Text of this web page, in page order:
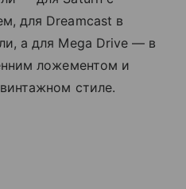
для Dreamcast в
а для Mega Drive — в
ложементом и
стиле.